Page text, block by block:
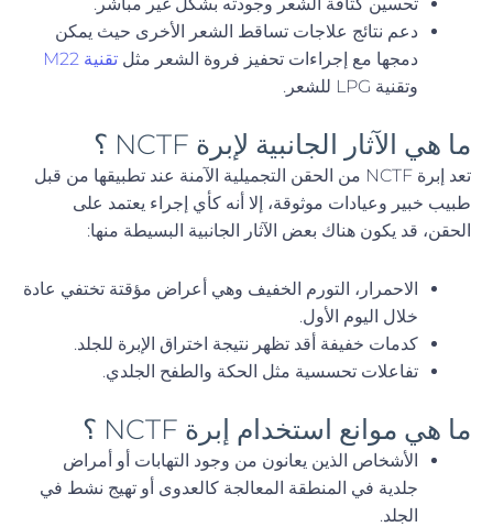
دعم نتائج علاجات تساقط الشعر الأخرى حيث يمكن
دمجها مع إجراءات تحفيز فروة الشعر مثل تقنية M22
وتقنية LPG للشعر.
ما هي الآثار الجانبية لإبرة NCTF ؟
تعد إبرة NCTF من الحقن التجميلية الآمنة عند تطبيقها من قبل
طبيب خبير وعيادات موثوقة، إلا أنه كأي إجراء يعتمد على
الحقن، قد يكون هناك بعض الآثار الجانبية البسيطة منها:
الاحمرار، التورم الخفيف وهي أعراض مؤقتة تختفي عادة
خلال اليوم الأول.
كدمات خفيفة أقد تظهر نتيجة اختراق الإبرة للجلد.
تفاعلات تحسسية مثل الحكة والطفح الجلدي.
ما هي موانع استخدام إبرة NCTF ؟
الأشخاص الذين يعانون من وجود التهابات أو أمراض
جلدية في المنطقة المعالجة كالعدوى أو تهيج نشط في
الجلد.